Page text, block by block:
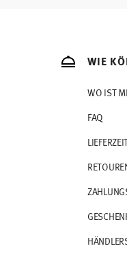
WIE
WO IST
FAQ